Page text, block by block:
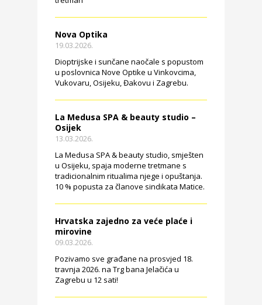
Nova Optika
19.03.2026.
Dioptrijske i sunčane naočale s popustom
u poslovnica Nove Optike u Vinkovcima,
Vukovaru, Osijeku, Đakovu i Zagrebu.
La Medusa SPA & beauty studio –
Osijek
13.03.2026.
La Medusa SPA & beauty studio, smješten
u Osijeku, spaja moderne tretmane s
tradicionalnim ritualima njege i opuštanja.
10 % popusta za članove sindikata Matice.
Hrvatska zajedno za veće plaće i
mirovine
09.03.2026.
Pozivamo sve građane na prosvjed 18.
travnja 2026. na Trg bana Jelačića u
Zagrebu u 12 sati!